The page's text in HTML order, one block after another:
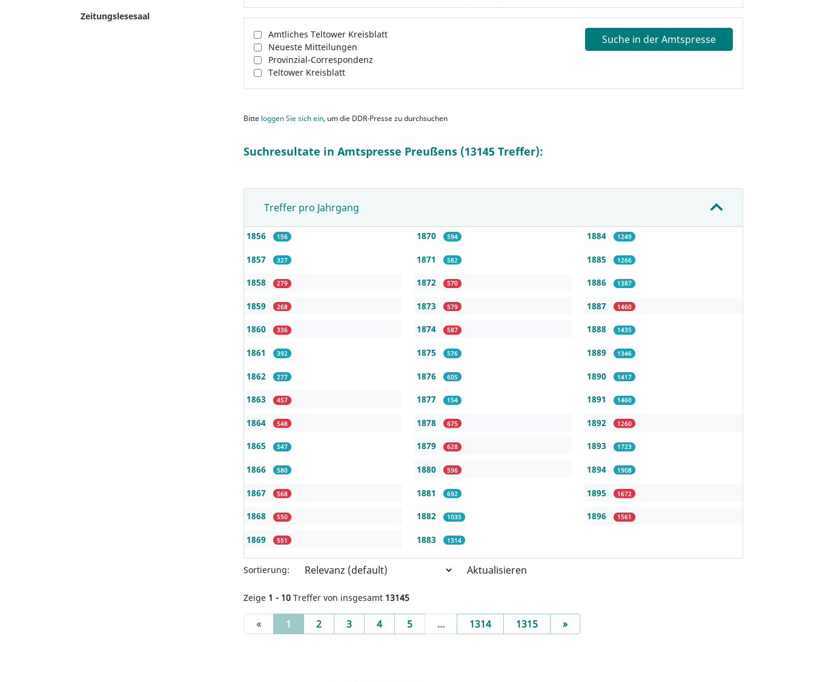
Zeitungslesesaal
Amtliches Teltower Kreisblatt
Neueste Mitteilungen
Provinzial-Correspondenz
Teltower Kreisblatt
Suche in der Amtspresse
Bitte loggen Sie sich ein, um die DDR-Presse zu durchsuchen
Suchresultate in Amtspresse Preußens (13145 Treffer):
Treffer pro Jahrgang
1856 156
1857 327
1858 279
1859 268
1860 336
1861 392
1862 277
1863 457
1864 548
1865 547
1866 580
1867 568
1868 550
1869 551
1870 594
1871 582
1872 570
1873 579
1874 587
1875 576
1876 605
1877 154
1878 675
1879 628
1880 596
1881 692
1882 1035
1883 1314
1884 1249
1885 1266
1886 1387
1887 1460
1888 1435
1889 1346
1890 1417
1891 1460
1892 1260
1893 1723
1894 1908
1895 1672
1896 1561
Sortierung: Aktualisieren
Zeige 1 - 10 Treffer von insgesamt 13145
« 1 (current)
2 3 4 5 ... 1314 1315 »Next